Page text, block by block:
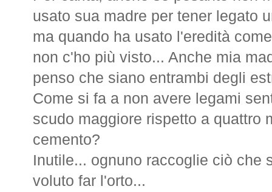
usato sua madre per tener legato
ma quando ha usato l'eredità
non c'ho più visto... Anche mia
penso che siano entrambi degli
Come si fa a non avere legami
scudo maggiore rispetto a quattro
cemento?
Inutile... ognuno raccoglie ciò che
voluto far l'orto...